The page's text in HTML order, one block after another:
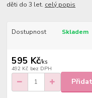
děti do 3 let. celý popis
Dostupnost Skladem
595 Kč/ks
492 Kč bez DPH